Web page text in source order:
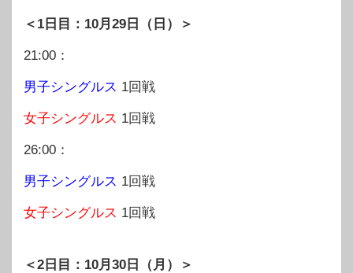
＜1日目：10月29日（日）＞
21:00：
男子シングルス 1回戦
女子シングルス 1回戦
26:00：
男子シングルス 1回戦
女子シングルス 1回戦
＜2日目：10月30日（月）＞